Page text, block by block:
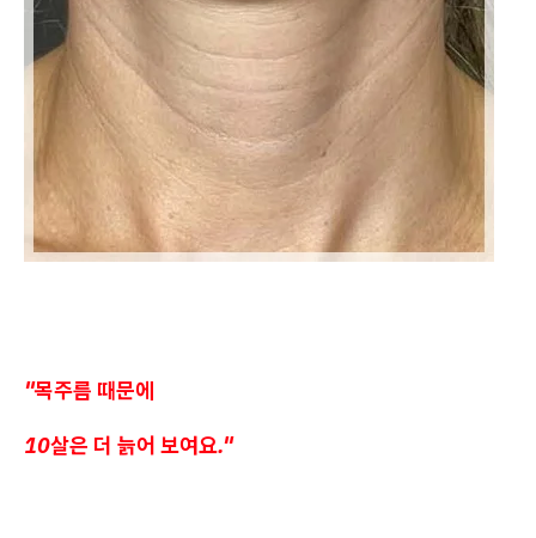
"목주름 때문에
10살은 더 늙어 보여요."